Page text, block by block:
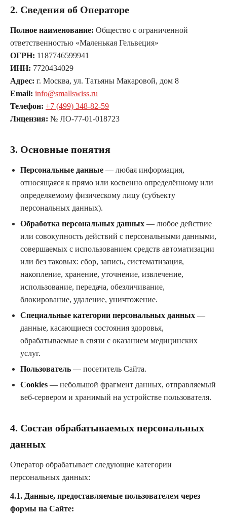
2. Сведения об Операторе
Полное наименование: Общество с ограниченной
ответственностью «Маленькая Гельвеция»
ОГРН: 1187746599941
ИНН: 7720434029
Адрес: г. Москва, ул. Татьяны Макаровой, дом 8
Email: info@smallswiss.ru
Телефон: +7 (499) 348-82-59
Лицензия: № ЛО-77-01-018723
3. Основные понятия
Персональные данные — любая информация,
относящаяся к прямо или косвенно определённому или
определяемому физическому лицу (субъекту
персональных данных).
Обработка персональных данных — любое действие
или совокупность действий с персональными данными,
совершаемых с использованием средств автоматизации
или без таковых: сбор, запись, систематизация,
накопление, хранение, уточнение, извлечение,
использование, передача, обезличивание,
блокирование, удаление, уничтожение.
Специальные категории персональных данных —
данные, касающиеся состояния здоровья,
обрабатываемые в связи с оказанием медицинских
услуг.
Пользователь — посетитель Сайта.
Cookies — небольшой фрагмент данных, отправляемый
веб-сервером и хранимый на устройстве пользователя.
4. Состав обрабатываемых персональных
данных
Оператор обрабатывает следующие категории
персональных данных:
4.1. Данные, предоставляемые пользователем через
формы на Сайте: